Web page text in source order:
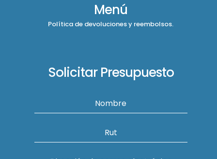
Menú
Política de devoluciones y reembolsos.
Solicitar Presupuesto
Nombre
Rut